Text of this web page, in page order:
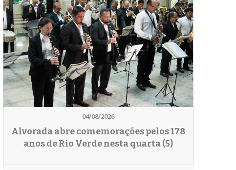
04/08/2026
Alvorada abre comemorações pelos 178
anos de Rio Verde nesta quarta (5)